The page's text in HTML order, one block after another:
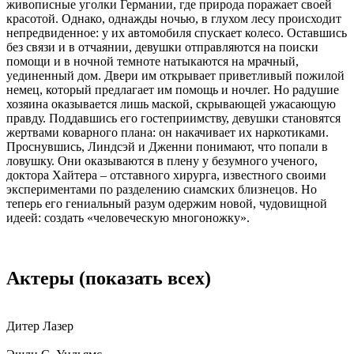
живописные уголки Германии, где природа поражает своей
красотой. Однако, однажды ночью, в глухом лесу происходит
непредвиденное: у их автомобиля спускает колесо. Оставшись
без связи и в отчаянии, девушки отправляются на поиски
помощи и в ночной темноте натыкаются на мрачный,
уединенный дом. Двери им открывает приветливый пожилой
немец, который предлагает им помощь и ночлег. Но радушие
хозяина оказывается лишь маской, скрывающей ужасающую
правду. Поддавшись его гостеприимству, девушки становятся
жертвами коварного плана: он накачивает их наркотиками.
Проснувшись, Линдсэй и Дженни понимают, что попали в
ловушку. Они оказываются в плену у безумного ученого,
доктора Хайтера – отставного хирурга, известного своими
экспериментами по разделению сиамских близнецов. Но
теперь его гениальный разум одержим новой, чудовищной
идеей: создать «человеческую многоножку».
Актеры (показать всех)
Дитер Лазер